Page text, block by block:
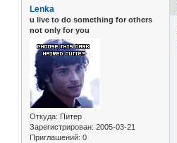
Lenka
u live to do something for others
not only for you
Откуда: Питер
Зарегистрирован: 2005-03-21
Приглашений: 0